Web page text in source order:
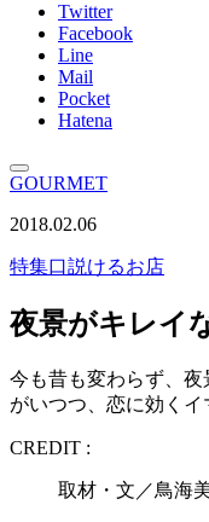
Twitter
Facebook
Line
Mail
Pocket
Hatena
GOURMET
2018.02.06
特集口説けるお店
夜景がキレイ
今も昔も変わらず、
がいつつ、恋に効くイ
CREDIT :
取材・文／鳥海